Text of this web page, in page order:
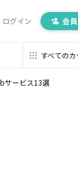
ログイン 会
すべてのカ
サービス13選